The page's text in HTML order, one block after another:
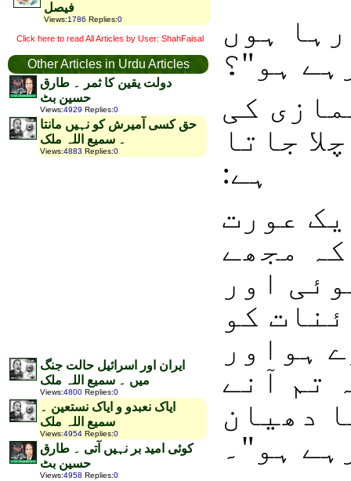
فیصل
Views:1786 Replies:0
Click here to read All Articles by User: ShahFaisal
Other Articles in Urdu Articles
دولت یقین کا ثمر ۔ طارق
حسین بٹ
Views:4929 Replies:0
حق کسی آمیرش کو نہیں مانتا
۔ سمیع اللہ ملک
Views:4883 Replies:0
ایران اور اسرائیل حالت جنگ
میں ۔ سمیع اللہ ملک
Views:4800 Replies:0
ایاک نعبدو و ایاک نستعین ۔
سمیع اللہ ملک
Views:4954 Replies:0
کوئی امید بر نہیں آتی ۔ طارق
حسین بٹ
Views:4958 Replies:0
ہوں
ہو"؟
کی
جاتا
ہے:
عورت
مجھے
اور
کو
ہواور
تم آنے
دھیان
ہو"۔